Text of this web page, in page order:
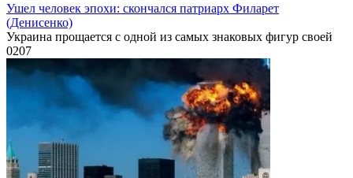
Ушел человек эпохи: скончался патриарх Филарет
(Денисенко)
Украина прощается с одной из самых знаковых фигур своей
0207